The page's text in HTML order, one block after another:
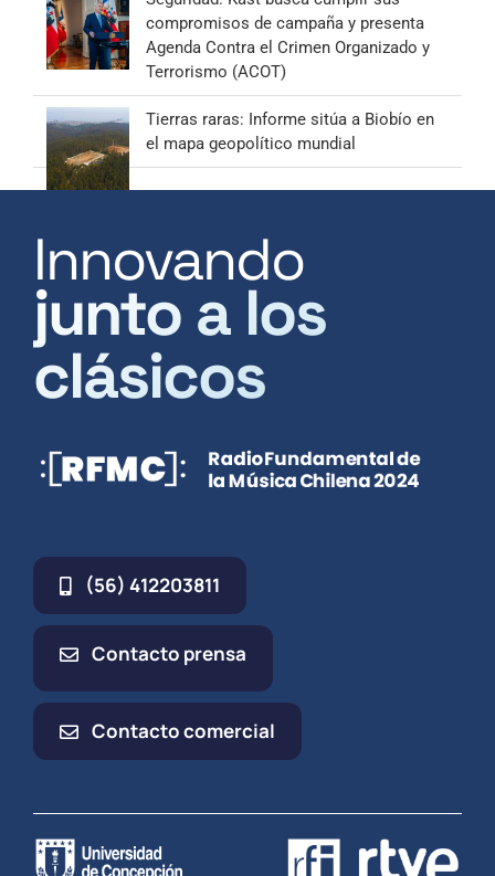
compromisos de campaña y presenta
Agenda Contra el Crimen Organizado y
Terrorismo (ACOT)
Tierras raras: Informe sitúa a Biobío en
el mapa geopolítico mundial
Innovando
junto a los
clásicos
(56) 412203811
Contacto prensa
Contacto comercial